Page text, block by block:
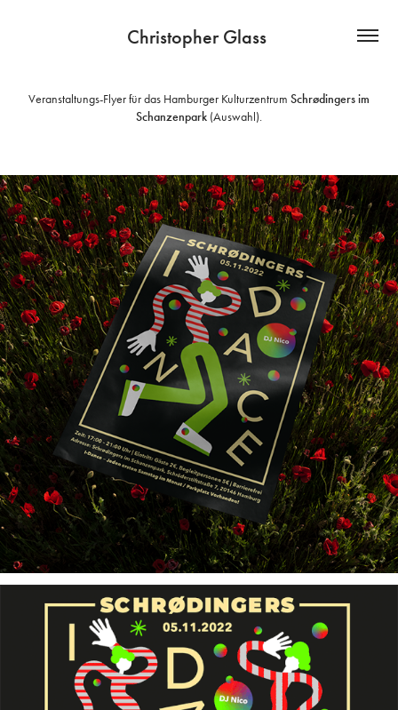
Christopher Glass
Veranstaltungs-Flyer für das Hamburger Kulturzentrum Schrødingers im
Schanzenpark (Auswahl).